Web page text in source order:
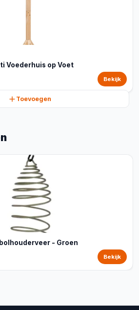
Voederhuis op Voet
Bekijk
Toevoegen
- Groen
Bekijk